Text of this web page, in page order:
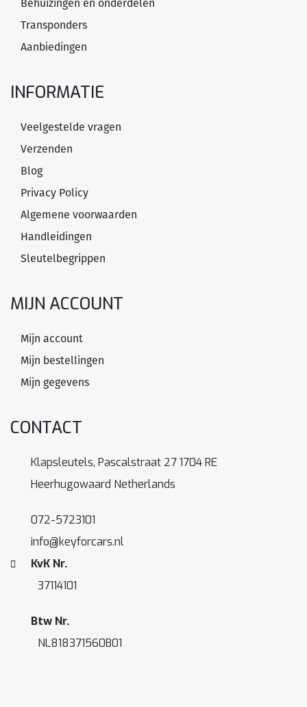
Behuizingen en onderdelen
Transponders
Aanbiedingen
INFORMATIE
Veelgestelde vragen
Verzenden
Blog
Privacy Policy
Algemene voorwaarden
Handleidingen
Sleutelbegrippen
MIJN ACCOUNT
Mijn account
Mijn bestellingen
Mijn gegevens
CONTACT
Klapsleutels, Pascalstraat 27 1704 RE
Heerhugowaard Netherlands
072-5723101
info@keyforcars.nl
KvK Nr.
37114101
Btw Nr.
NL818371560B01